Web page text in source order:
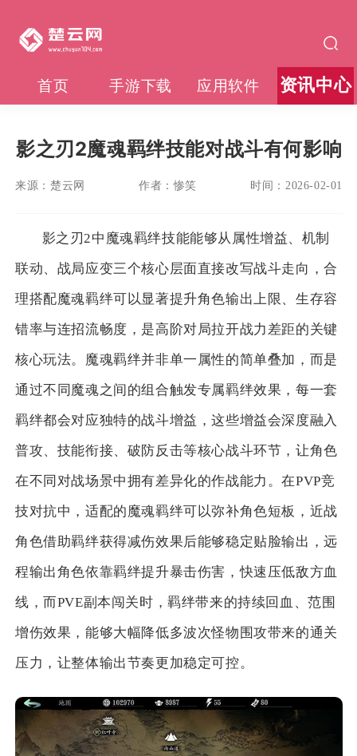
首页 手游下载 应用软件 资讯中心
影之刃2魔魂羁绊技能对战斗有何影响
来源： 楚云网 作者：惨笑 时间： 2026-02-01
影之刃2中魔魂羁绊技能能够从属性增益、机制
联动、战局应变三个核心层面直接改写战斗走向，合
理搭配魔魂羁绊可以显著提升角色输出上限、生存容
错率与连招流畅度，是高阶对局拉开战力差距的关键
核心玩法。魔魂羁绊并非单一属性的简单叠加，而是
通过不同魔魂之间的组合触发专属羁绊效果，每一套
羁绊都会对应独特的战斗增益，这些增益会深度融入
普攻、技能衔接、破防反击等核心战斗环节，让角色
在不同对战场景中拥有差异化的作战能力。在PVP竞
技对抗中，适配的魔魂羁绊可以弥补角色短板，近战
角色借助羁绊获得减伤效果后能够稳定贴脸输出，远
程输出角色依靠羁绊提升暴击伤害，快速压低敌方血
线，而PVE副本闯关时，羁绊带来的持续回血、范围
增伤效果，能够大幅降低多波次怪物围攻带来的通关
压力，让整体输出节奏更加稳定可控。